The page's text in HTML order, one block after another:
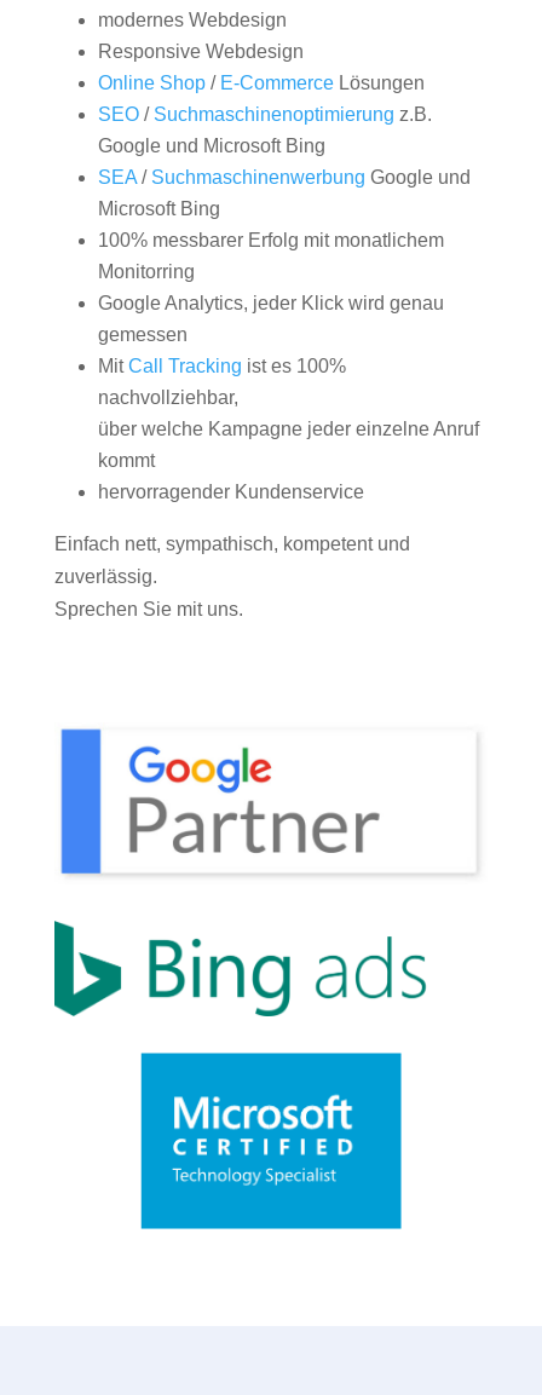
modernes Webdesign
Responsive Webdesign
Online Shop/ E-CommerceLösungen
SEO/ Suchmaschinenoptimierung z.B.
Google und Microsoft Bing
SEA/ Suchmaschinenwerbung Google und
Microsoft Bing
100% messbarer Erfolg mit monatlichem
Monitorring
Google Analytics, jeder Klick wird genau
gemessen
MitCall Tracking ist es 100%
nachvollziehbar,
über welche Kampagne jeder einzelne Anruf
kommt
hervorragender Kundenservice
Einfach nett, sympathisch, kompetent und
zuverlässig.
Sprechen Sie mit uns.